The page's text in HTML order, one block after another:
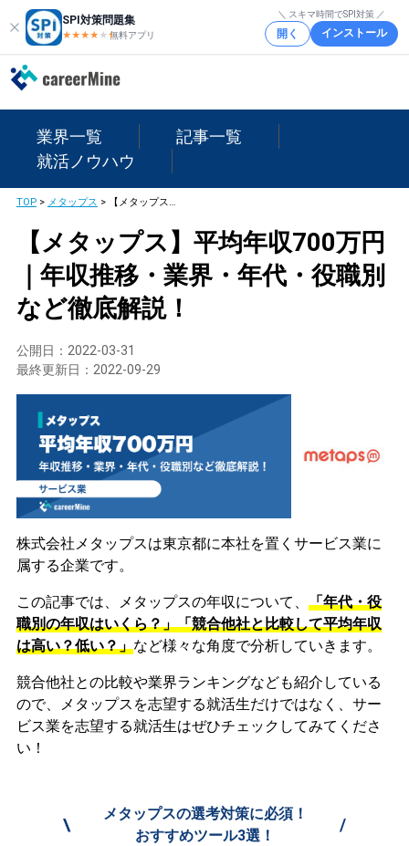
SPI対策問題集
★★★★ ★★
無料アプリ
＼ スキマ時間でSPI対策 ／
開く インストール
業界一覧
記事一覧
就活ノウハウ
TOP> メタップス > 【メタップス】平均年収700万円｜年収推移・業界・年代・役職別など徹底解説！
【メタップス】平均年収700万円
｜年収推移・業界・年代・役職別
など徹底解説！
公開日： 2022-03-31
最終更新日： 2022-09-29
株式会社メタップスは東京都に本社を置くサービス業に
属する企業です。
この記事では、メタップスの年収について、 「年代・役
職別の年収はいくら？」「競合他社と比較して平均年収
は高い？低い？」など様々な角度で分析していきます。
競合他社との比較や業界ランキングなども紹介している
ので、メタップスを志望する就活生だけではなく、サー
ビス業を志望する就活生はぜひチェックしてみてくださ
い！
\
メタップスの選考対策に必須！
おすすめツール3選！
/